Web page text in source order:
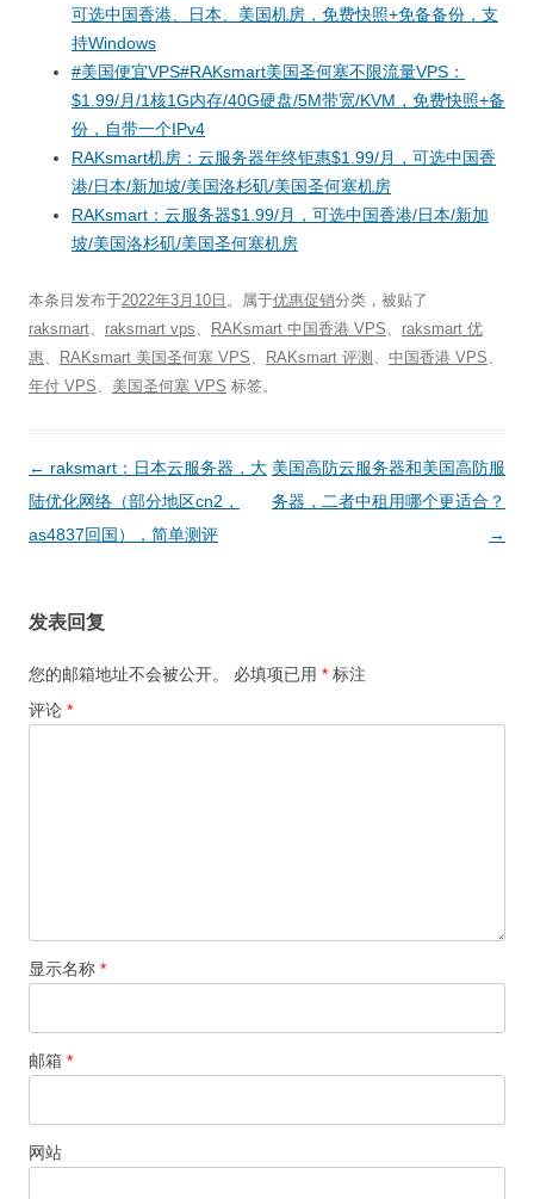
可选中国香港、日本、美国机房，免费快照+免备备份，支
持Windows
#美国便宜VPS#RAKsmart美国圣何塞不限流量VPS：
$1.99/月/1核1G内存/40G硬盘/5M带宽/KVM，免费快照+备
份，自带一个IPv4
RAKsmart机房：云服务器年终钜惠$1.99/月，可选中国香
港/日本/新加坡/美国洛杉矶/美国圣何塞机房
RAKsmart：云服务器$1.99/月，可选中国香港/日本/新加
坡/美国洛杉矶/美国圣何塞机房
本条目发布于2022年3月10日 。属于优惠促销分类，被贴了
raksmart、 raksmart vps、 RAKsmart 中国香港 VPS、 raksmart 优
惠、 RAKsmart 美国圣何塞 VPS、 RAKsmart 评测 、 中国香港 VPS、
年付 VPS、 美国圣何塞 VPS 标签。
文
章
导
← raksmart：日本云服务器，大
陆优化网络（部分地区cn2，
as4837回国），简单测评
美国高防云服务器和美国高防服
务器，二者中租用哪个更适合？
→
发表回复
您的邮箱地址不会被公开。 必填项已用 * 标注
评论 *
显示名称 *
邮箱 *
网站